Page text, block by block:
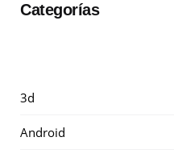
Categorías
3d
Android